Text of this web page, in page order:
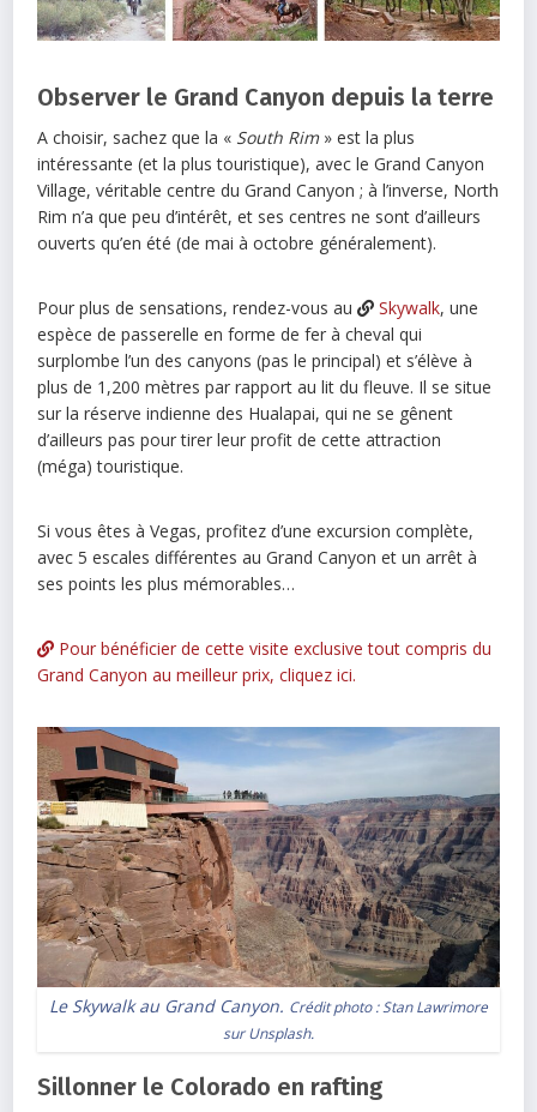
Observer le Grand Canyon depuis la terre
A choisir, sachez que la « South Rim» est la plus
intéressante (et la plus touristique), avec le Grand Canyon
Village, véritable centre du Grand Canyon ; à l’inverse, North
Rim n’a que peu d’intérêt, et ses centres ne sont d’ailleurs
ouverts qu’en été (de mai à octobre généralement).
Pour plus de sensations, rendez-vous au Skywalk, une
espèce de passerelle en forme de fer à cheval qui
surplombe l’un des canyons (pas le principal) et s’élève à
plus de 1,200 mètres par rapport au lit du fleuve. Il se situe
sur la réserve indienne des Hualapai, qui ne se gênent
d’ailleurs pas pour tirer leur profit de cette attraction
(méga) touristique.
Si vous êtes à Vegas, profitez d’une excursion complète,
avec 5 escales différentes au Grand Canyon et un arrêt à
ses points les plus mémorables…
Pour bénéficier de cette visite exclusive tout compris du
Grand Canyon au meilleur prix, cliquez ici.
Le Skywalk au Grand Canyon. Crédit photo :Stan Lawrimore
surUnsplash.
Sillonner le Colorado en rafting